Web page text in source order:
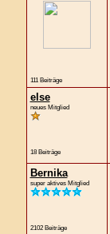
111 Beiträge
else
neues Mitglied
18 Beiträge
Bernika
super aktives Mitglied
2102 Beiträge